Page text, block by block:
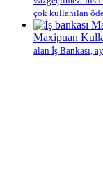
çok kullanılan
Maxipuan
alan İş Bankası,